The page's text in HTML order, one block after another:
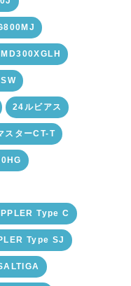
24ルビアス
スターCT-T
Type C
Type SJ